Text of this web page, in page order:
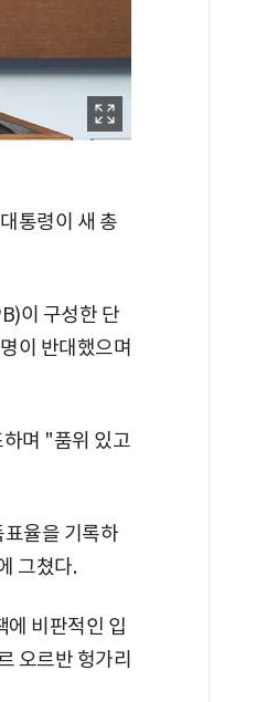
통령이 새 총
이 구성한 단
이 반대했으며
며 "품위 있고
율을 기록하
그쳤다.
에 비판적인 입
오르반 헝가리